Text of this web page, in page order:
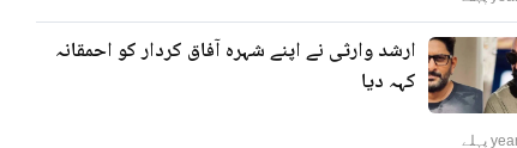
ارشد وارثی نے اپنے شہرہ آفاق کردار کو احمقانہ
کہہ دیا